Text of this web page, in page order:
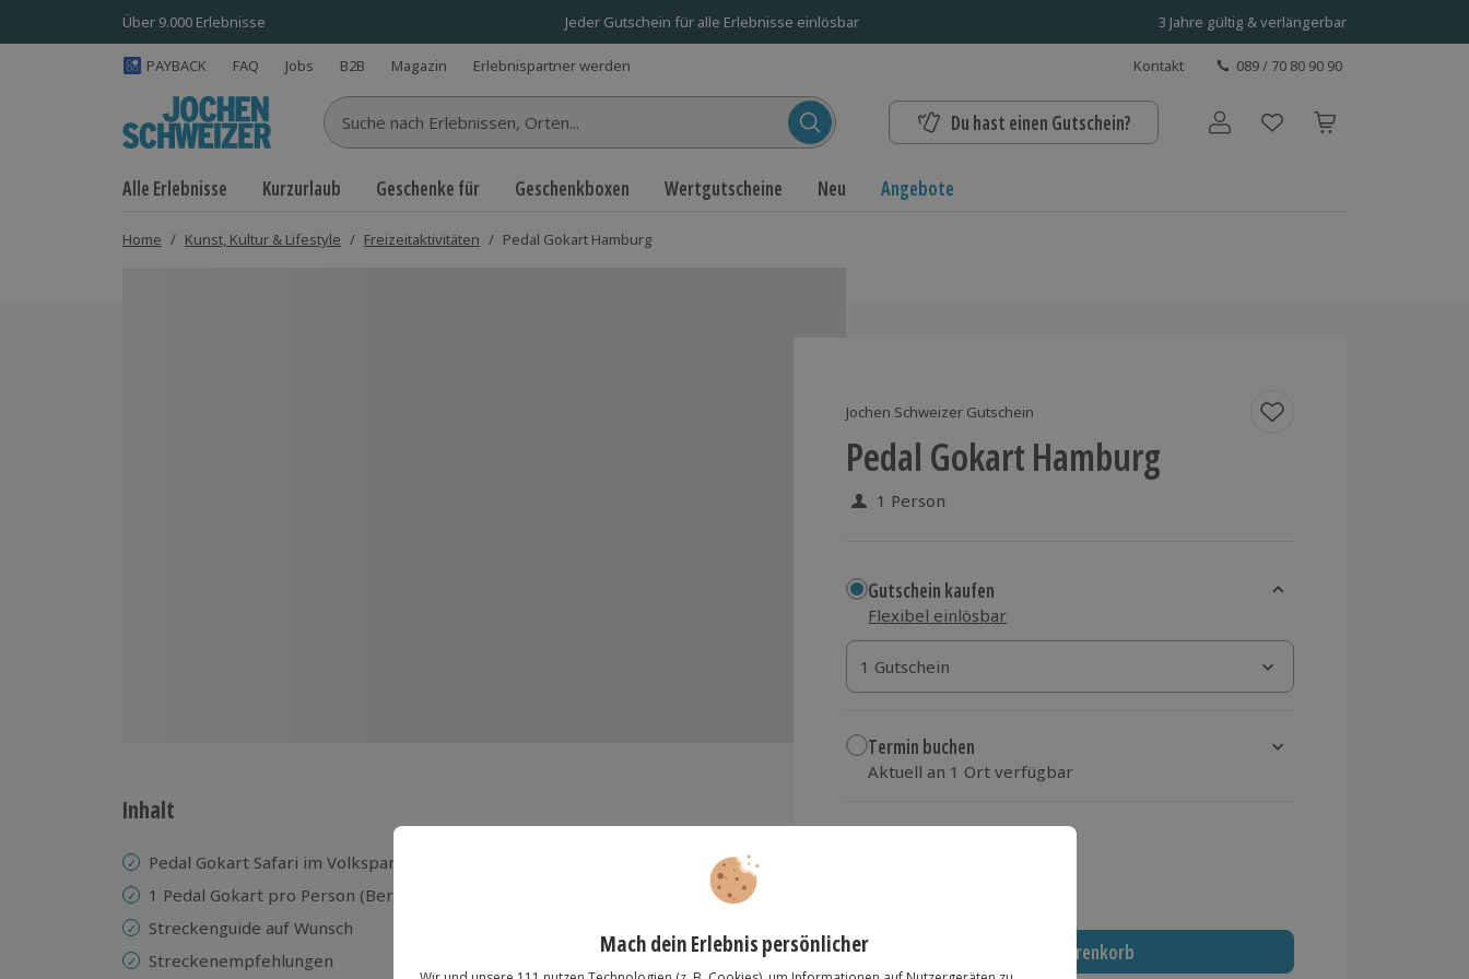
Über 9.000 Erlebnisse Jeder Gutschein für alle Erlebnisse einlösbar 3 Jahre gültig & verlängerbar
PAYBACK FAQ Jobs B2B Magazin Erlebnispartner werden Kontakt 089 / 70 80 90 90
Suche nach Erlebnissen... Du hast einen Gutschein? Benutzerkonto
Alle Erlebnisse Kurzurlaub Geschenke für Geschenkboxen Wertgutscheine Neu Angebote
Home / Kunst, Kultur & Lifestyle / Freizeitaktivitäten / Pedal Gokart Hamburg
Jochen Schweizer Gutschein
Pedal Gokart Hamburg
1 Person
Gutschein kaufen
Flexibel einlösbar
1 Gutschein
1 Gutschein
1 Gutschein
Termin buchen
Aktuell an 1 Ort verfügbar
In den Warenkorb
Inhalt
Pedal Gokart Safari im Volkspark
1 Pedal Gokart pro Person (Berg Pedal GoKart XL BFR Model Jeep Revolution)
Streckenguide auf Wunsch
Streckenempfehlungen